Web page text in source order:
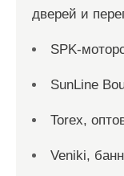
дверей и
SPK-
SunLine
Torex,
Veniki,